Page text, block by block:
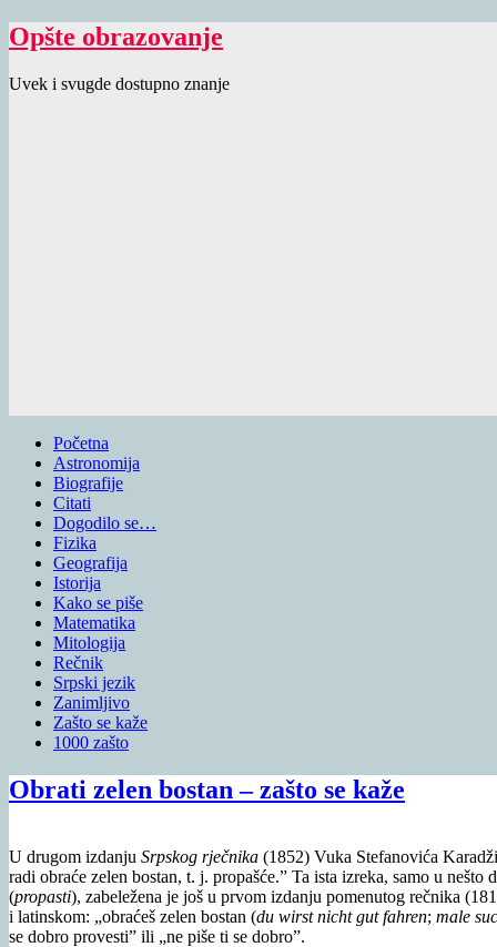
Opšte obrazovanje
Uvek i svugde dostupno znanje
Početna
Astronomija
Biografije
Citati
Dogodilo se…
Fizika
Geografija
Istorija
Kako se piše
Matematika
Mitologija
Rečnik
Srpski jezik
Zanimljivo
Zašto se kaže
1000 zašto
Obrati zelen bostan – zašto se kaže
U drugom izdanju Srpskog rječnika (1852) Vuka Stefanovića
radi obraće zelen bostan, t. j. propašće.” Ta ista izreka, samo u
(propasti), zabeležena je još u prvom izdanju pomenutog rečnika
i latinskom: „obraćeš zelen bostan (du wirst nicht gut fahren; male
se dobro provesti” ili „ne piše ti se dobro”.